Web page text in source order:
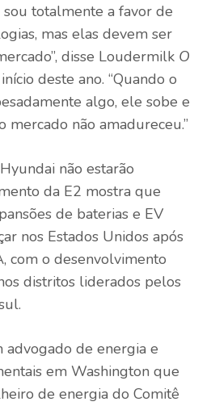
totalmente a favor de
mas elas devem ser
disse Loudermilk O
deste ano. “Quando o
algo, ele sobe e
mercado não amadureceu.”
não estarão
da E2 mostra que
de baterias e EV
nos Estados Unidos após
com o desenvolvimento
distritos liderados pelos
advogado de energia e
em Washington que
de energia do Comitê